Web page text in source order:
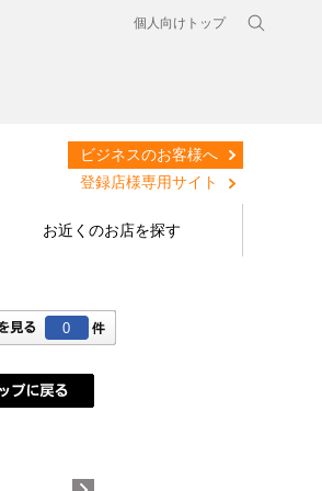
個人向けトップ
ビジネスのお客様へ
登録店様専用サイト
お近くのお店を探す
0